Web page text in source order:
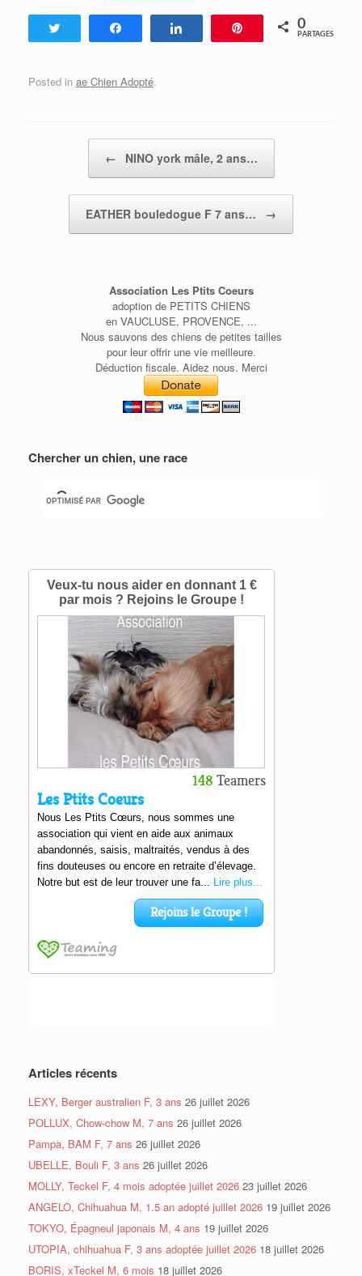
Tweetez Partagez Partagez Enregistrer
0
PARTAGES
Posted in ae Chien Adopté.
← NINO york mâle, 2 ans…
EATHER bouledogue F 7 ans… →
Association Les Ptits Coeurs
adoption de PETITS CHIENS
en VAUCLUSE, PROVENCE, ...
Nous sauvons des chiens de petites tailles
pour leur offrir une vie meilleure.
Déduction fiscale. Aidez nous. Merci
Chercher un chien, une race
Articles récents
LEXY, Berger australien F, 3 ans 26 juillet 2026
POLLUX, Chow-chow M, 7 ans 26 juillet 2026
Pampa, BAM F, 7 ans 26 juillet 2026
UBELLE, Bouli F, 3 ans 26 juillet 2026
MOLLY, Teckel F, 4 mois adoptée juillet 2026 23 juillet 2026
ANGELO, Chihuahua M, 1.5 an adopté juillet 2026 19 juillet 2026
TOKYO, Épagneul japonais M, 4 ans 19 juillet 2026
UTOPIA, chihuahua F, 3 ans adoptée juillet 2026 18 juillet 2026
BORIS, xTeckel M, 6 mois 18 juillet 2026